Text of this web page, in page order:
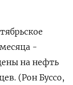
-
на нефть
(Рон Буссо,